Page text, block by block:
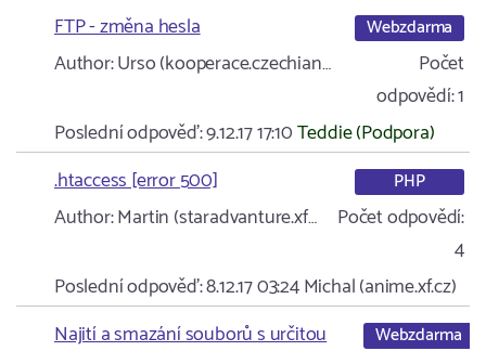
FTP - změna hesla
Webzdarma
Author:Urso (kooperace.czechian…
Počet
odpovědí:1
Poslední odpověď:9.12.17 17:10Teddie (Podpora)
.htaccess [error 500]
PHP
Author:Martin (staradvanture.xf…
Počet odpovědí:
4
Poslední odpověď:8.12.17 03:24Michal (anime.xf.cz)
Najití a smazání souborů s určitou
Webzdarma